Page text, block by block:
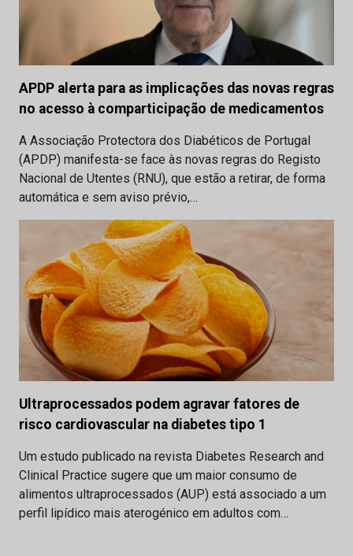
APDP alerta para as implicações das novas regras
no acesso à comparticipação de medicamentos
A Associação Protectora dos Diabéticos de Portugal
(APDP) manifesta-se face às novas regras do Registo
Nacional de Utentes (RNU), que estão a retirar, de forma
automática e sem aviso prévio,…
Ultraprocessados podem agravar fatores de
risco cardiovascular na diabetes tipo 1
Um estudo publicado na revista Diabetes Research and
Clinical Practice sugere que um maior consumo de
alimentos ultraprocessados (AUP) está associado a um
perfil lipídico mais aterogénico em adultos com…